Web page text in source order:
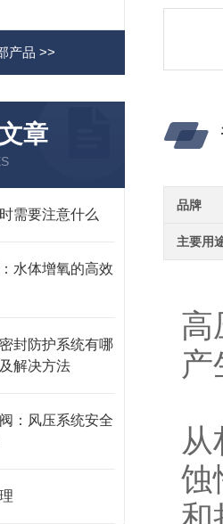
产品 >>
章
需要注意什么
水体增氧的高效
封防护系统有哪
解决方法
：风压系统安全
品牌
主要用
高
产
蚀